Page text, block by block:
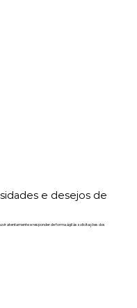
e desejos de
atentamente e responder de forma ágil às solicitações dos